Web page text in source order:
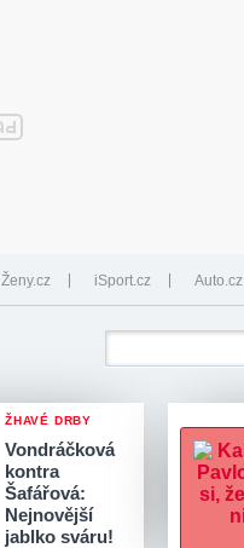
Ženy.cz iSport.cz Auto.cz
ŽHAVÉ DRBY
Vondráčková
kontra
Šafářová:
Nejnovější
jablko sváru!